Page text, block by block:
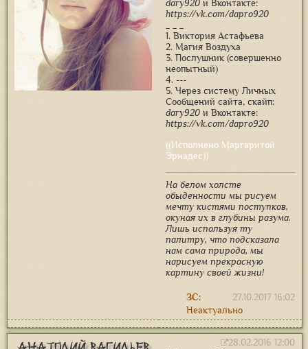
dary920 и Вконтакте:
https://vk.com/dapro920
1. Виктория Астафьева
2. Магия Воздуха
3. Послушник (совершенно
неопытный)
4. ---
5. Через систему Личных
Сообщений сайта, скайп:
dary920 и Вконтакте:
https://vk.com/dapro920
((Исполнено Маргаритой
Эрнадес))
На белом холсте
обыденности мы рисуем
мечту кистями поступков,
окуная их в глубины разума.
Лишь используя ту
палитру, что подсказала
нам сама природа, мы
нарисуем прекрасную
картину своей жизни!
27.10.2017 16:02
ЗС:
Неактуально
28.02.2016 12:00